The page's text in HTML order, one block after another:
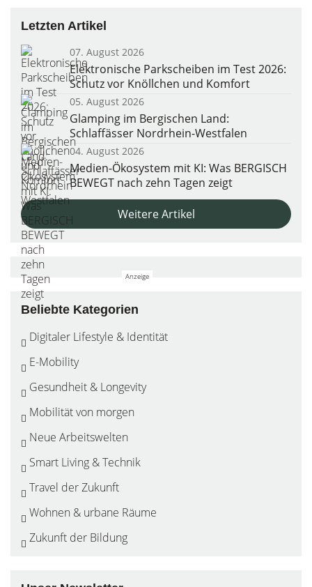
Letzten Artikel
07. August 2026
Elektronische Parkscheiben im Test 2026:
Schutz vor Knöllchen und Komfort
05. August 2026
Glamping im Bergischen Land:
Schlaffässer Nordrhein-Westfalen
04. August 2026
Medien-Ökosystem mit KI: Was BERGISCH
BEWEGT nach zehn Tagen zeigt
Weitere Artikel
Beliebte Kategorien
Digitaler Lifestyle & Identität
E-Mobility
Gesundheit & Longevity
Mobilität von morgen
Neue Arbeitswelten
Smart Living & Technik
Travel der Zukunft
Wohnen & urbane Räume
Zukunft der Bildung